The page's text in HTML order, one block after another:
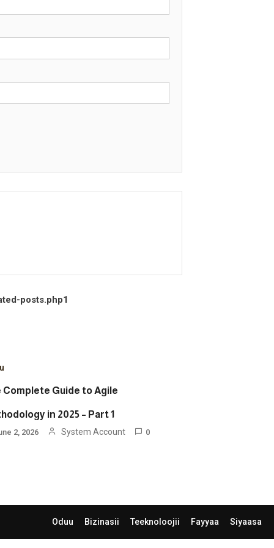
posts.php1
Complete Guide to Agile
in 2025 – Part 1
2, 2026 System Account 0
Oduu Bizinasii Teeknoloojii Fayyaa Siyaasa